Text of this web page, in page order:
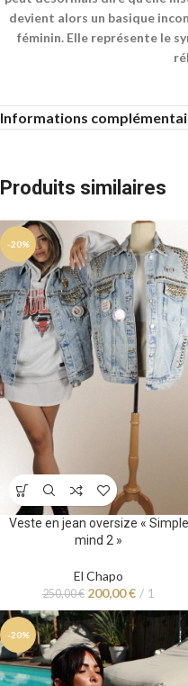
devient alors un basique
féminin. Elle représente le
Informations
Produits similaires
-20%
Veste en jean oversize « Simple
mind 2 »
El Chapo
250,00€ 200,00€ 1
-20%